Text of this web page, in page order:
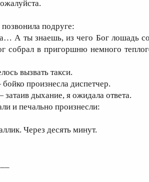
подруге:
А ты знаешь, из чего Бог лошадь
в пригоршню немного
вызвать такси.
произнесла диспетчер.
дыхание, я ожидала ответа.
и печально произнесли:
Через десять минут.